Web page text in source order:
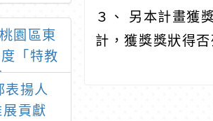
園區東
「特教
揚人
貢獻
３、 另本計畫獲
計，獲獎獎狀得